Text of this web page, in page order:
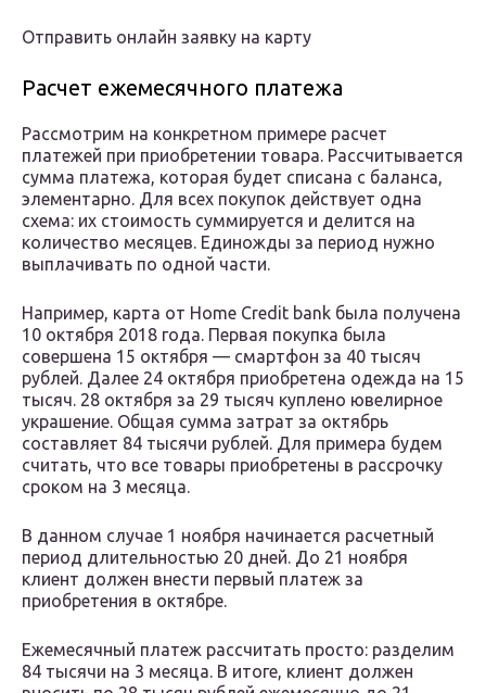
Отправить онлайн заявку на карту
Расчет ежемесячного платежа
Рассмотрим на конкретном примере расчет
платежей при приобретении товара. Рассчитывается
сумма платежа, которая будет списана с баланса,
элементарно. Для всех покупок действует одна
схема: их стоимость суммируется и делится на
количество месяцев. Единожды за период нужно
выплачивать по одной части.
Например, карта от Home Credit bank была получена
10 октября 2018 года. Первая покупка была
совершена 15 октября — смартфон за 40 тысяч
рублей. Далее 24 октября приобретена одежда на 15
тысяч. 28 октября за 29 тысяч куплено ювелирное
украшение. Общая сумма затрат за октябрь
составляет 84 тысячи рублей. Для примера будем
считать, что все товары приобретены в рассрочку
сроком на 3 месяца.
В данном случае 1 ноября начинается расчетный
период длительностью 20 дней. До 21 ноября
клиент должен внести первый платеж за
приобретения в октябре.
Ежемесячный платеж рассчитать просто: разделим
84 тысячи на 3 месяца. В итоге, клиент должен